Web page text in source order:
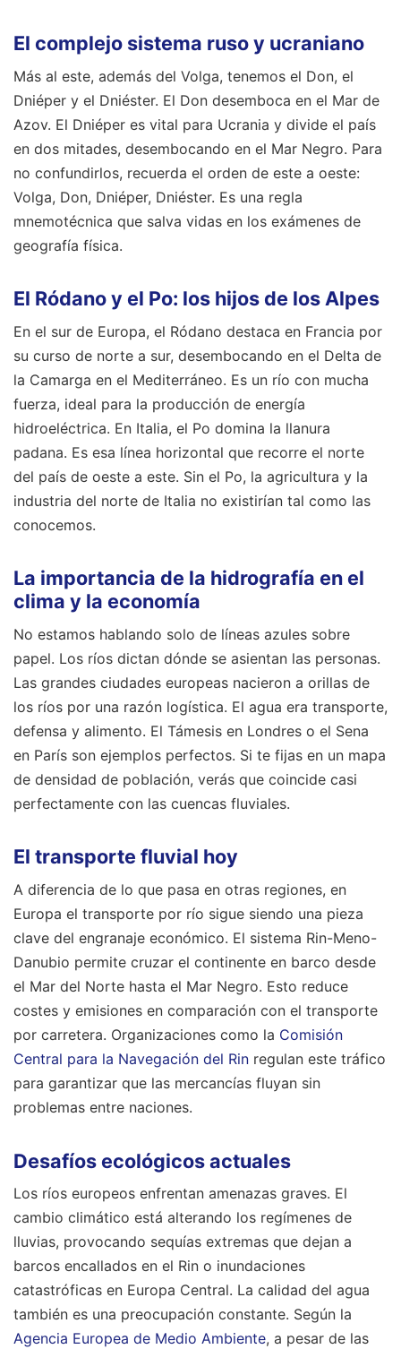
El complejo sistema ruso y ucraniano
Más al este, además del Volga, tenemos el Don, el
Dniéper y el Dniéster. El Don desemboca en el Mar de
Azov. El Dniéper es vital para Ucrania y divide el país
en dos mitades, desembocando en el Mar Negro. Para
no confundirlos, recuerda el orden de este a oeste:
Volga, Don, Dniéper, Dniéster. Es una regla
mnemotécnica que salva vidas en los exámenes de
geografía física.
El Ródano y el Po: los hijos de los Alpes
En el sur de Europa, el Ródano destaca en Francia por
su curso de norte a sur, desembocando en el Delta de
la Camarga en el Mediterráneo. Es un río con mucha
fuerza, ideal para la producción de energía
hidroeléctrica. En Italia, el Po domina la llanura
padana. Es esa línea horizontal que recorre el norte
del país de oeste a este. Sin el Po, la agricultura y la
industria del norte de Italia no existirían tal como las
conocemos.
La importancia de la hidrografía en el
clima y la economía
No estamos hablando solo de líneas azules sobre
papel. Los ríos dictan dónde se asientan las personas.
Las grandes ciudades europeas nacieron a orillas de
los ríos por una razón logística. El agua era transporte,
defensa y alimento. El Támesis en Londres o el Sena
en París son ejemplos perfectos. Si te fijas en un mapa
de densidad de población, verás que coincide casi
perfectamente con las cuencas fluviales.
El transporte fluvial hoy
A diferencia de lo que pasa en otras regiones, en
Europa el transporte por río sigue siendo una pieza
clave del engranaje económico. El sistema Rin-Meno-
Danubio permite cruzar el continente en barco desde
el Mar del Norte hasta el Mar Negro. Esto reduce
costes y emisiones en comparación con el transporte
por carretera. Organizaciones como la Comisión
Central para la Navegación del Rin regulan este tráfico
para garantizar que las mercancías fluyan sin
problemas entre naciones.
Desafíos ecológicos actuales
Los ríos europeos enfrentan amenazas graves. El
cambio climático está alterando los regímenes de
lluvias, provocando sequías extremas que dejan a
barcos encallados en el Rin o inundaciones
catastróficas en Europa Central. La calidad del agua
también es una preocupación constante. Según la
Agencia Europea de Medio Ambiente, a pesar de las